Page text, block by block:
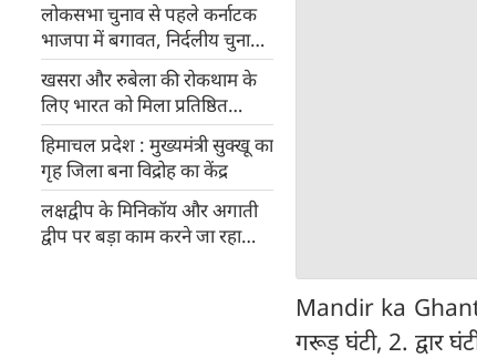
लोकसभा चुनाव से पहले कर्नाटक
भाजपा में बगावत, निर्दलीय चुनाव
लड़ेंगे केएस ईश्वरप्पा
खसरा और रुबेला की रोकथाम के
लिए भारत को मिला प्रतिष्ठित
सम्मान
हिमाचल प्रदेश : मुख्यमंत्री सुक्खू का
गृह जिला बना विद्रोह का केंद्र
लक्षद्वीप के मिनिकॉय और अगाती
द्वीप पर बड़ा काम करने जा रहा
Mandir ka
गरूड़ घंटी, 2. द्वार